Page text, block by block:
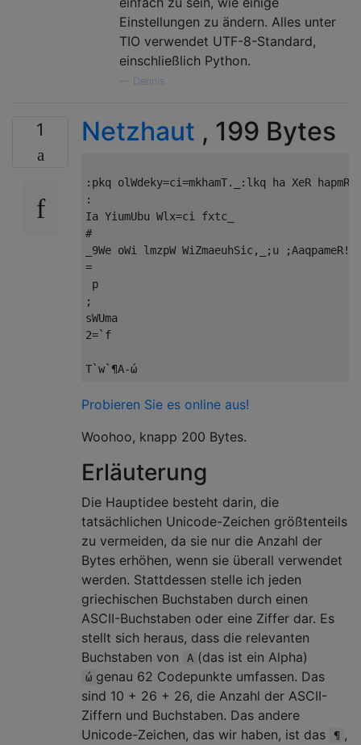
Einstellungen zu ändern. Alles unter
TIO verwendet UTF-8-Standard,
einschließlich Python.
Dennis
1 Netzhaut , 199 Bytes
:pkq olWdeky=ci=mkhamT._:lkq ha XeR
:
Ia YiumUbu Wlx=ci fxtc_
#
_9We oWi lmzpW WiZmaeuhSic,_;u ;AaqpameR!
=
p
;
sWUma
2=`f
Probieren Sie es online aus!
Woohoo, knapp 200 Bytes.
Erläuterung
Die Hauptidee besteht darin, die
tatsächlichen Unicode-Zeichen größtenteils
zu vermeiden, da sie nur die Anzahl der
Bytes erhöhen, wenn sie überall verwendet
werden. Stattdessen stelle ich jeden
griechischen Buchstaben durch einen
ASCII-Buchstaben oder eine Ziffer dar. Es
stellt sich heraus, dass die relevanten
Buchstaben von
Α (das ist ein Alpha)
ώ genau 62 Codepunkte umfassen. Das
sind 10 + 26 + 26, die Anzahl der ASCII-
Ziffern und Buchstaben. Das andere
Unicode-Zeichen, das wir haben, ist das
¶ ,